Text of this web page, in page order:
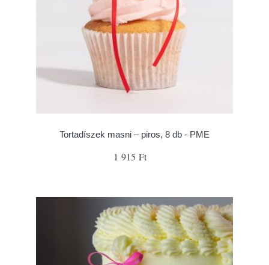
Tortadíszek masni – piros, 8 db - PME
1 915 Ft